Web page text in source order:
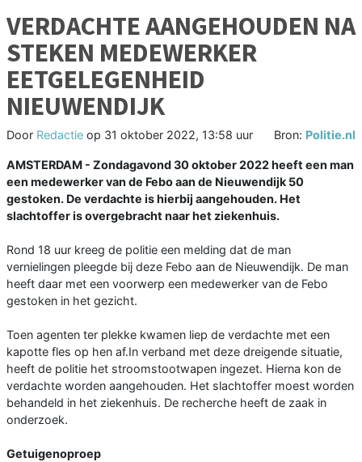
VERDACHTE AANGEHOUDEN NA
STEKEN MEDEWERKER
EETGELEGENHEID
NIEUWENDIJK
Door Redactie op 31 oktober 2022, 13:58 uur Bron: Politie.nl
AMSTERDAM - Zondagavond 30 oktober 2022 heeft een man
een medewerker van de Febo aan de Nieuwendijk 50
gestoken. De verdachte is hierbij aangehouden. Het
slachtoffer is overgebracht naar het ziekenhuis.
Rond 18 uur kreeg de politie een melding dat de man
vernielingen pleegde bij deze Febo aan de Nieuwendijk. De man
heeft daar met een voorwerp een medewerker van de Febo
gestoken in het gezicht.
Toen agenten ter plekke kwamen liep de verdachte met een
kapotte fles op hen af.In verband met deze dreigende situatie,
heeft de politie het stroomstootwapen ingezet. Hierna kon de
verdachte worden aangehouden. Het slachtoffer moest worden
behandeld in het ziekenhuis. De recherche heeft de zaak in
onderzoek.
Getuigenoproep